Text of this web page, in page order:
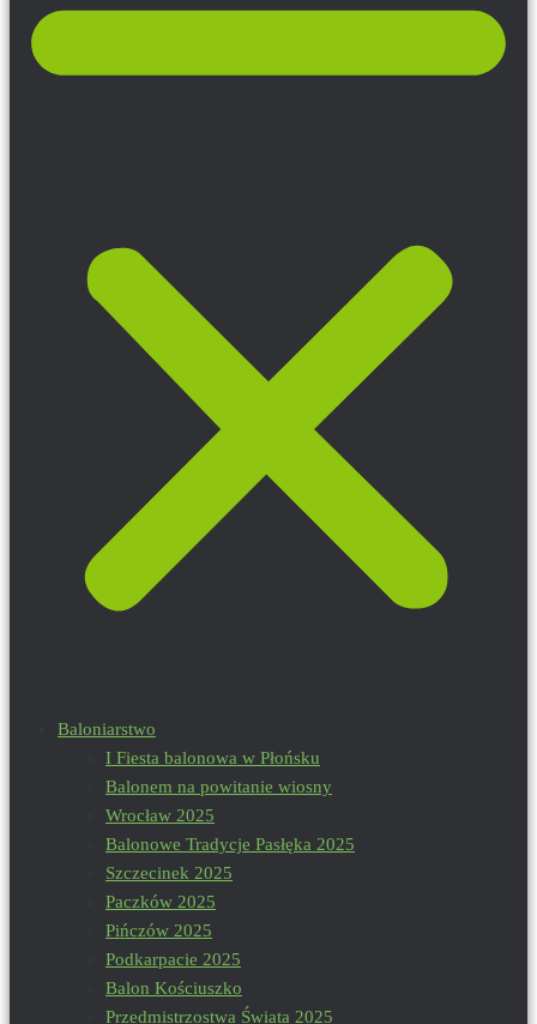
Baloniarstwo
I Fiesta balonowa w Płońsku
Balonem na powitanie wiosny
Wrocław 2025
Balonowe Tradycje Pasłęka 2025
Szczecinek 2025
Paczków 2025
Pińczów 2025
Podkarpacie 2025
Balon Kościuszko
Przedmistrzostwa Świata 2025